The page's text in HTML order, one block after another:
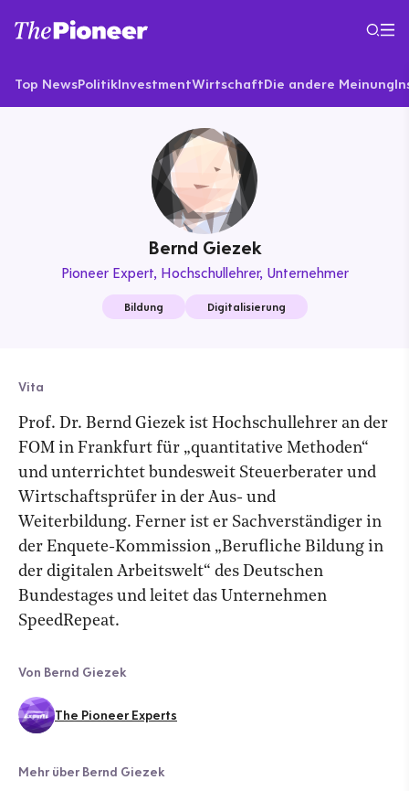
Top NewsPolitikInvestmentWirtschaftDie andere Meinung
Bernd Giezek
Pioneer Expert Hochschullehrer, Unternehmer
Bildung Digitalisierung
Vita
Prof. Dr. Bernd Giezek ist Hochschullehrer an der
FOM in Frankfurt für „quantitative Methoden“
und unterrichtet bundesweit Steuerberater und
Wirtschaftsprüfer in der Aus- und
Weiterbildung. Ferner ist er Sachverständiger in
der Enquete-Kommission „Berufliche Bildung in
der digitalen Arbeitswelt“ des Deutschen
Bundestages und leitet das Unternehmen
SpeedRepeat.
Von Bernd Giezek
The Pioneer Experts
Mehr über Bernd Giezek